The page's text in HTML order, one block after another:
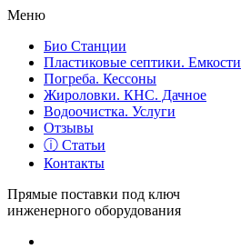
Меню
Био Станции
Пластиковые септики. Емкости
Погреба. Кессоны
Жироловки. КНС. Дачное
Водоочистка. Услуги
Отзывы
ⓘ Статьи
Контакты
Прямые поставки под ключ
инженерного оборудования